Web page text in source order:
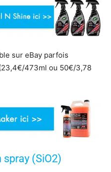
sur eBay parfois
473ml ou 50€/3,78
(SiO2)